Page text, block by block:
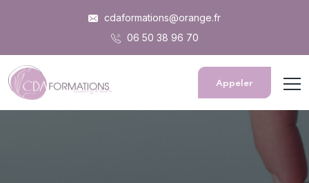
cdaformations@orange.fr
06 50 38 96 70
Appeler